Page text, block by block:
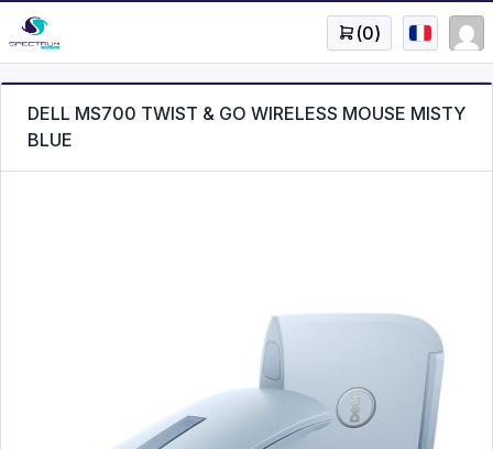
(0)
DELL MS700 TWIST & GO WIRELESS MOUSE MISTY
BLUE